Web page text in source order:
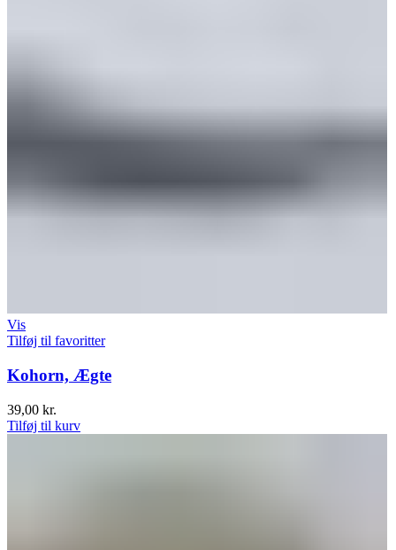
Vis
Tilføj til favoritter
Kohorn, Ægte
39,00 kr.
Tilføj til kurv